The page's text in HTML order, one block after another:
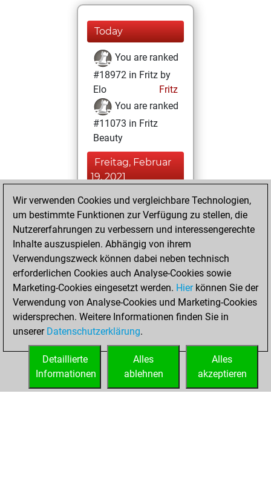
Today
You are ranked
#18972 in Fritz by
Elo
Fritz
You are ranked
#11073 in Fritz
Beauty
Freitag, Februar
19, 2021
You achieved a
BeautyScore of 18
Fritz
achieved a new Elo
of 1573
Montag, Februar
1, 2021
You created
your Fritz account
Wir verwenden Cookies und vergleichbare Technologien,
um bestimmte Funktionen zur Verfügung zu stellen, die
Nutzererfahrungen zu verbessern und interessengerechte
Inhalte auszuspielen. Abhängig von ihrem
Verwendungszweck können dabei neben technisch
erforderlichen Cookies auch Analyse-Cookies sowie
Marketing-Cookies eingesetzt werden. Hierkönnen Sie der
Verwendung von Analyse-Cookies und Marketing-Cookies
widersprechen. Weitere Informationen finden Sie in
unserer Datenschutzerklärung.
Alles
akzeptieren
Alles
ablehnen
Detaillierte
Informationen